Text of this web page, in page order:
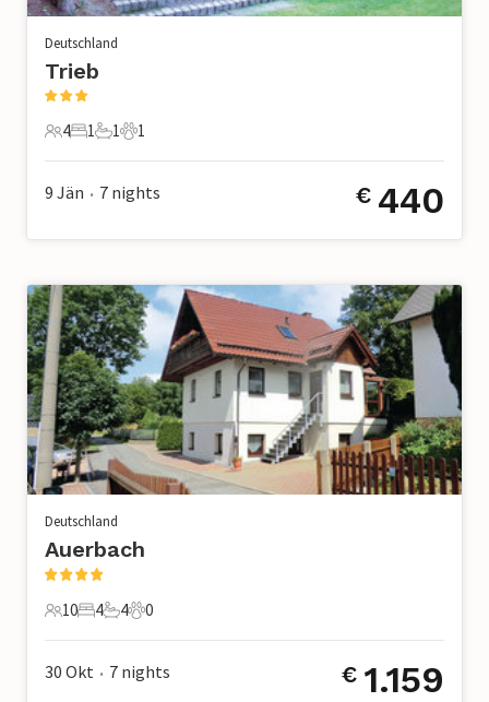
Deutschland
Trieb
4 Gäste
4
1 Schlafzimmer
1
1 Badezimmer
1
1 Haustier
1
9 Jän • 7 nights € 440
Deutschland
Auerbach
10 Gäste
10
4 Schlafzimmer
4
4 Badezimmer
4
0 Haustiere
0
30 Okt • 7 nights € 1.159